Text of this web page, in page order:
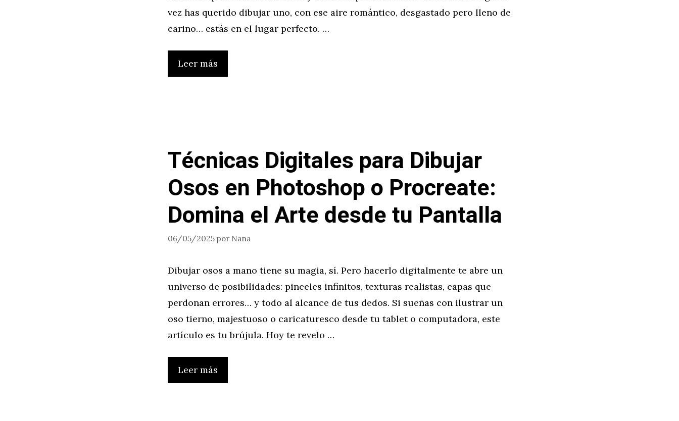
vez has querido dibujar uno, con ese aire romántico, desgastado pero lleno de
cariño… estás en el lugar perfecto. …
Leer más
Técnicas Digitales para Dibujar
Osos en Photoshop o Procreate:
Domina el Arte desde tu Pantalla
06/05/2025 por Nana
Dibujar osos a mano tiene su magia, sí. Pero hacerlo digitalmente te abre un
universo de posibilidades: pinceles infinitos, texturas realistas, capas que
perdonan errores… y todo al alcance de tus dedos. Si sueñas con ilustrar un
oso tierno, majestuoso o caricaturesco desde tu tablet o computadora, este
artículo es tu brújula. Hoy te revelo …
Leer más